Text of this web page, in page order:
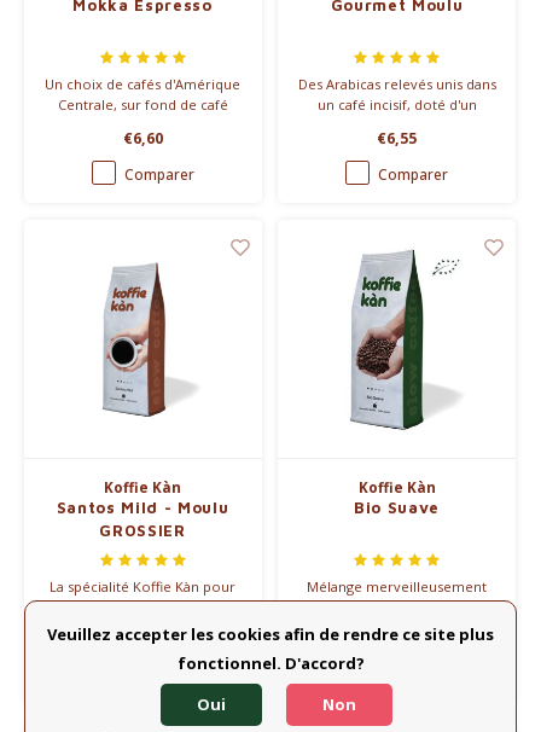
Mokka Espresso
Un choix de cafés d'Amérique
Centrale, sur fond de café
hondurienne pour le corps, se
marient dans un mélange
dessert relevé, parfait pour un
€6,60
Comparer
Gourmet Moulu
Des Arabicas relevés unis dans
un café incisif, doté d'un
que les autres mélanges.
€6,55
Comparer
Koffie Kàn
Santos Mild - Moulu
GROSSIER
La spécialité Koffie Kàn pour
les amateurs de cafés doux et
légers, mais toujours forts en
goût.
€6,85
Koffie Kàn
Bio Suave
Mélange merveilleusement
doux de café arabica
biologique garanti d'Amérique
€7,25
Veuillez accepter les cookies afin de rendre ce site plus
fonctionnel. D'accord?
Oui
Non